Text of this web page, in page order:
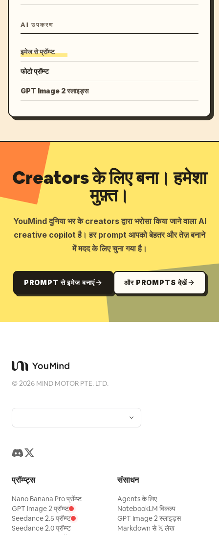
AI उपकरण
इमेज से प्रॉम्प्ट
फोटो प्रॉम्प्ट
GPT Image 2 स्लाइड्स
Creators के लिए बना। हमेशा
मुफ़्त।
YouMind दुनिया भर के creators द्वारा भरोसा किया जाने वाला AI
creative copilot है। हर prompt आपको बेहतर और तेज़ बनाने
में मदद के लिए चुना गया है।
PROMPT से इमेज बनाएं और PROMPTS देखें
©2026 MIND MOTOR PTE. LTD.
प्रॉम्प्ट्स
Nano Banana Pro प्रॉम्प्ट
GPT Image 2 प्रॉम्प्ट
Seedance 2.5 प्रॉम्प्ट
Seedance 2.0 प्रॉम्प्ट
संसाधन
Agents के लिए
NotebookLM विकल्प
GPT Image 2 स्लाइड्स
Markdown से 𝕏 लेख